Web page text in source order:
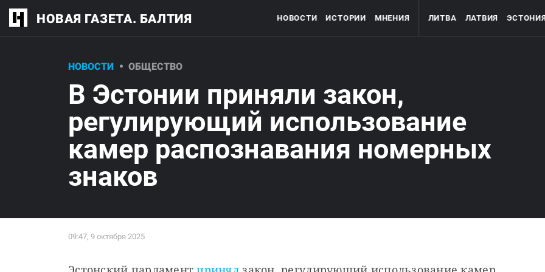
НОВАЯ ГАЗЕТА. БАЛТИЯ НОВОСТИ ИСТОРИИ МНЕНИЯ ЛИТВА ЛАТВИЯ
НОВОСТИ ОБЩЕСТВО
В Эстонии приняли закон,
регулирующий использование
камер распознавания номерных
знаков